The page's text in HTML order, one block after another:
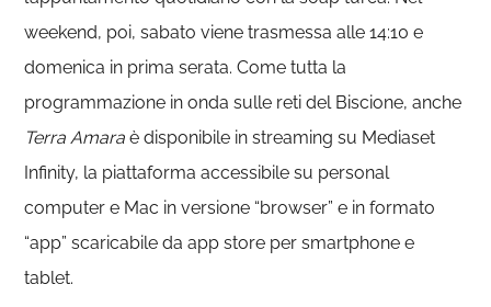
weekend, poi, sabato viene trasmessa alle 14:10 e
domenica in prima serata. Come tutta la
programmazione in onda sulle reti del Biscione, anche
Terra Amara è disponibile in streaming su Mediaset
Infinity, la piattaforma accessibile su personal
computer e Mac in versione “browser” e in formato
“app” scaricabile da app store per smartphone e
tablet.